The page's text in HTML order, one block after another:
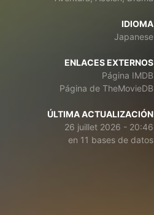
IDIOMA
Japanese
ENLACES EXTERNOS
Página IMDB
Página de TheMovieDB
ÚLTIMA ACTUALIZACIÓN
26 juillet 2026 - 20:46
en 11 bases de datos